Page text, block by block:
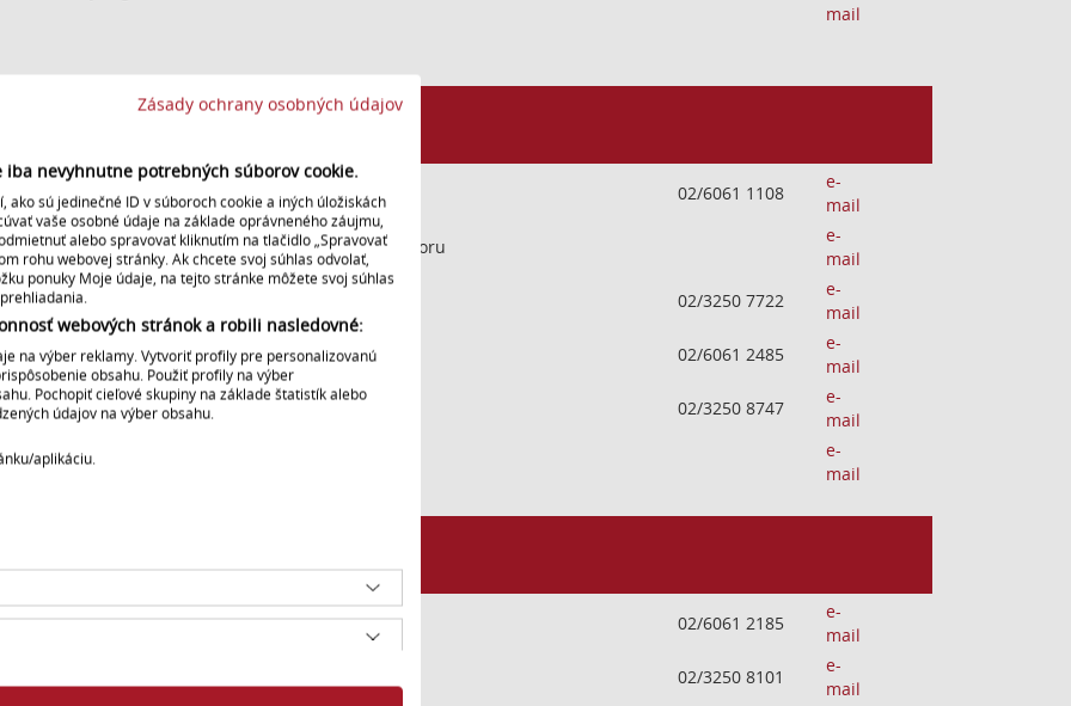
Zásady ochrany osobných údajov
nevyhnutne potrebných súborov cookie.
sú jedinečné ID v súboroch cookie a iných úložiskách
vaše osobné údaje na základe oprávneného záujmu,
alebo spravovať kliknutím na tlačidlo „Spravovať
rohu webovej stránky. Ak chcete svoj súhlas odvolať,
ponuky Moje údaje, na tejto stránke môžete svoj súhlas
webových stránok a robili nasledovné:
na výber reklamy. Vytvoriť profily pre personalizovanú
obsahu. Použiť profily na výber
Pochopiť cieľové skupiny na základe štatistík alebo
údajov na výber obsahu.
aplikáciu.
mail
Roman Skřivánek, poverený vedením 02/6061 1108
e-
mail
mediálnych systémov a IT, Jozef Just, vedúci odboru
e-
mail
techniky SRo, Ing. Igor Zachar, vedúci odboru
02/3250 7722
e-
mail
techniky STV, Ing. Miloš Figura, vedúci odboru
02/6061 2485
e-
mail
archívu STVR, Bc. Peter Bachan, vedúci odboru
02/3250 8747
e-
mail
distribúcie, Ing. Ivana Holíčková, vedúca odboru
e-
mail
Hlucháňová, poverená vedením 02/6061 2185
e-
mail
Mikula, vedúci odboru
02/3250 8101
e-
mail